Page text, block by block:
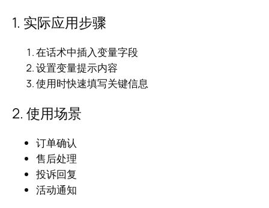
1. 实际应用步骤
在话术中插入变量字段
设置变量提示内容
使用时快速填写关键信息
2. 使用场景
订单确认
售后处理
投诉回复
活动通知